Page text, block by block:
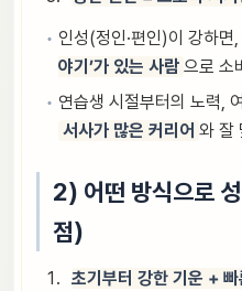
인성(정인·편인)이 강하면
야기’가 있는 사람 으로 소
연습생 시절부터의 노력,
서사가 많은 커리어 와 잘
2) 어떤 방식으로
점)
초기부터 강한 기운 +